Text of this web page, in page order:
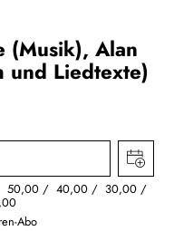
(Musik), Alan
und Liedtexte)
50,00 40,00 30,00
Abo